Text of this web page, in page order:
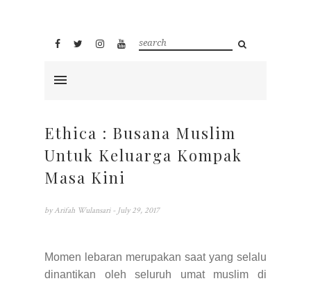
Ethica : Busana Muslim
Untuk Keluarga Kompak
Masa Kini
by Arifah Wulansari - July 29, 2017
Momen lebaran merupakan saat yang selalu
dinantikan oleh seluruh umat muslim di